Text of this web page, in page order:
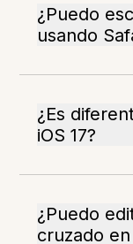
¿Puedo
usando
¿Es
iOS 17?
¿Puedo
cruzado